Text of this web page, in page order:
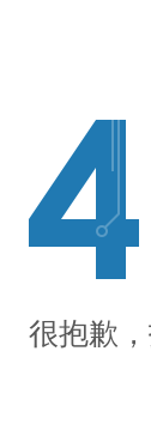
很抱歉